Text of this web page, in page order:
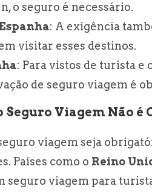
o seguro é necessário.
: A exigência
visitar esses destinos.
: Para vistos de turista e
de seguro viagem é
Seguro Viagem Não
viagem seja
Países como o Reino
seguro viagem para